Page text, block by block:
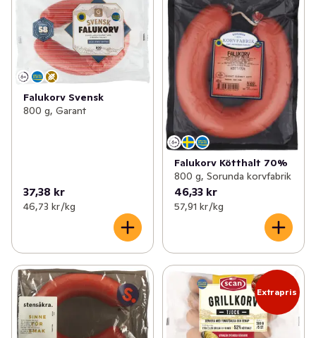
Falukorv Svensk
800 g, Garant
37,38 kr
46,73 kr /kg
Falukorv Kötthalt 70%
800 g, Sorunda korvfabrik
46,33 kr
57,91 kr /kg
Extrapris